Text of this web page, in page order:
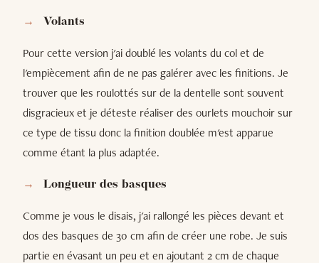
Volants
Pour cette version j'ai doublé les volants du col et de
l'empiècement afin de ne pas galérer avec les finitions. Je
trouver que les roulottés sur de la dentelle sont souvent
disgracieux et je déteste réaliser des ourlets mouchoir sur
ce type de tissu donc la finition doublée m'est apparue
comme étant la plus adaptée.
Longueur des basques
Comme je vous le disais, j'ai rallongé les pièces devant et
dos des basques de 30 cm afin de créer une robe. Je suis
partie en évasant un peu et en ajoutant 2 cm de chaque